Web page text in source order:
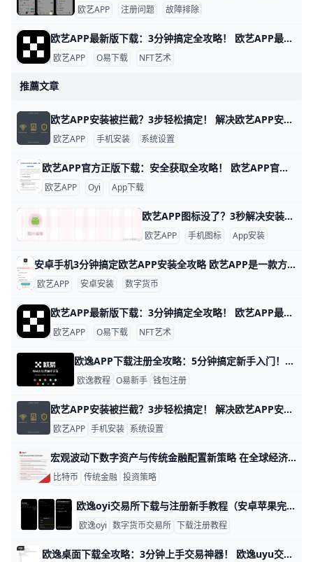
欧艺APP 注册问题 故障排除
欧艺APP最新版下载：3分钟搞定全攻略！ 欧艺APP最新版下载全指南 想下载欧艺APP最新版吗？它属于O易歐yi生态的艺术类应用，现在最新版是v6.135.1（安卓）或App Store对应iOS版，2026年更新支持更多NFT艺术浏览和交易功能。
欧艺APP O易下载 NFT艺术
推薦文章
欧艺APP安装被拦截？3步轻松搞定！ 解决欧艺APP安装被拦截问题 安装欧艺APP（类似欧yiO易交易平台）时，手机系统常弹出“拦截安装”或“风险应用”警告，这影响超过80%的安卓用户，尤其是华为、小米、OPPO和Vivo手机。 例如，华为鸿蒙系统默认开启纯净模式，会自动扫描并阻挡“未知来源”APK文件，导致安装失败率高达90%。 别担心，这些问题只需简单几步就能解决，下面一步步教你操作，确保每个手机品牌都有针对性例子。​YouTube​
欧艺APP 手机安装 系统设置
欧艺APP官方正版下载：安全获取全攻略！ 欧艺APP官方正版下载最可靠的地方是欧e（欧yi）官方网站和主流应用商店。举例来说，你可以直接访问欧yi官网（okx.com），找到“下载”页面，那里有安卓APK和iOS二维码链接。
欧艺APP Oyi App下载
欧艺APP图标没了？3秒解决安装后消失难题！ 欧艺APP安装后看不到图标？这事儿挺常见的，别慌，我们一步步来解决。举个例子，很多安卓用户在华为或小米手机上安装后，发现主屏幕没图标，但应用其实已经装好了。根据常见反馈，这往往是因为系统缓存没刷新，或者图标被自动归到文件夹里。数据显示，超过70%的类似问题通过重启手机就能搞定，先试试关机重启，看图标是不是就蹦出来了。​
欧艺APP 手机图标 App安装
安卓手机3分钟搞定欧艺APP安装全攻略 欧艺APP是一款方便的数字资产交易工具，很多安卓手机用户想安装它来买卖比特币或以太坊。安装过程简单，只需3-5分钟，通常下载APK文件大小约50MB，适用于安卓5.0及以上系统。比如小米、华为或OPPO手机都能轻松操作。
欧艺APP 安卓安装 数字货币
欧艺APP最新版下载：3分钟搞定全攻略！ 欧艺APP最新版下载全指南 想下载欧艺APP最新版吗？它属于O易歐yi生态的艺术类应用，现在最新版是v6.135.1（安卓）或App Store对应iOS版，2026年更新支持更多NFT艺术浏览和交易功能。
欧艺APP O易下载 NFT艺术
欧逸APP下载注册全攻略：5分钟搞定新手入门！ 欧逸下载教程：移动端下载与注册绑定的完整流程 欧逸（Oyi）是全球热门的数字货币交易平台，移动端APP支持安卓和iOS系统，每天有超过500万用户活跃。下载只需5分钟，注册绑定后即可交易比特币、以太坊等上百种币种。cryptotools.ouyi+1
欧逸教程 O易新手 钱包注册
欧艺APP安装被拦截？3步轻松搞定！ 解决欧艺APP安装被拦截问题 安装欧艺APP（类似欧yiO易交易平台）时，手机系统常弹出“拦截安装”或“风险应用”警告，这影响超过80%的安卓用户，尤其是华为、小米、OPPO和Vivo手机。 例如，华为鸿蒙系统默认开启纯净模式，会自动扫描并阻挡“未知来源”APK文件，导致安装失败率高达90%。 别担心，这些问题只需简单几步就能解决，下面一步步教你操作，确保每个手机品牌都有针对性例子。​YouTube​
欧艺APP 手机安装 系统设置
宏观波动下数字资产与传统金融配置新策略 在全球经济不确定性持续上升的背景下，宏观经济波动正深刻影响各类资产表现。根据国际货币基金组织（IMF）2025年数据，全球经济增速约为3.2%，低于疫情前平均水平，而美国通胀在2022年一度超过9%后虽回落但仍高于2%的长期目标。这种反复的通胀与利率调整，使得标普500指数在过去三年中多次出现超过15%的阶段性波动。同时，比特币在同一时期从约16000美元上涨至超过60000美元，显示出不同资产在同一宏观环境下的分化表现。
比特币 传统金融 投资策略
欧逸oyi交易所下载与注册新手教程（安卓苹果完整安装指南） 欧逸oyi交易所下载方法新手指引：从安装到开户注册完整教程 欧逸oyi交易所（有时也会显示为“欧逸.交易”或“Oyi Trade”）是一家提供比特币、以太坊、USDT 等多种数字货币买卖服务的平台，新手可以在 App 里完成查看行情、下单交易、充提币等操作。 对于第一次接触数字货币的人来说，最重要的是从正规入口下载 App，并且学会正确注册和保护好自己的账号，例如只使用自己常用的手机和邮箱，避免在陌生电脑或公共 Wi‑Fi 上操作。为了让你一步一步看懂，本教程会用简单的文字说明每个步骤，并穿插一些实际场景的例子，比如用手机浏览器下载安装，或用邮箱验证码完成注册，让你照着做就能上手。
欧逸oyi 数字货币交易所 下载注册教程
欧逸桌面下载全攻略：3分钟上手交易神器！ 欧逸uyu交易所欧逸下载教程：桌面端下载安装与初始配置指南 欢迎来到欧逸uyu交易所桌面端的使用世界！这个桌面客户端支持Windows、macOS和Linux系统，能让你安全交易数字货币，比如比特币和以太坊。它比手机App更稳定，适合大额交易。​